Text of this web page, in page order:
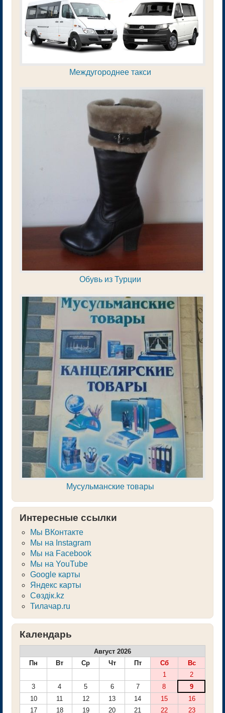
Междугороднее такси
Обувь из Турции
Мусульманские товары
Интересные ссылки
Мы ВКонтакте
Мы на Instagram
Мы на Facebook
Мы на YouTube
Google карты
Яндекс карты
Сөздік.kz
Тилачар.ru
Календарь
Август 2026
Пн
Вт Ср Чт Пт Сб
Вс
1
2
3
4 5 6 7 8
9
10
11 12 13 14 15
16
17
18 19 20 21 22 23